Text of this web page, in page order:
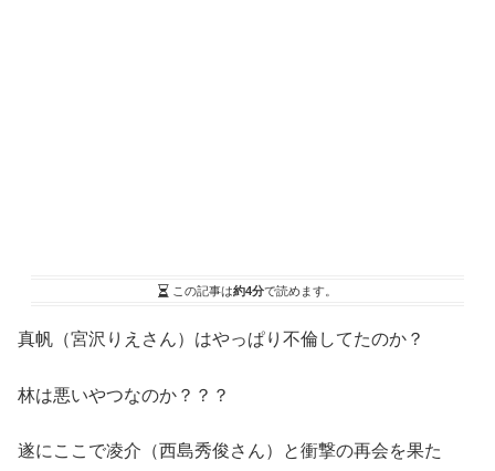
この記事は約4分で読めます。
真帆（宮沢りえさん）はやっぱり不倫してたのか？
林は悪いやつなのか？？？
遂にここで凌介（西島秀俊さん）と衝撃の再会を果た